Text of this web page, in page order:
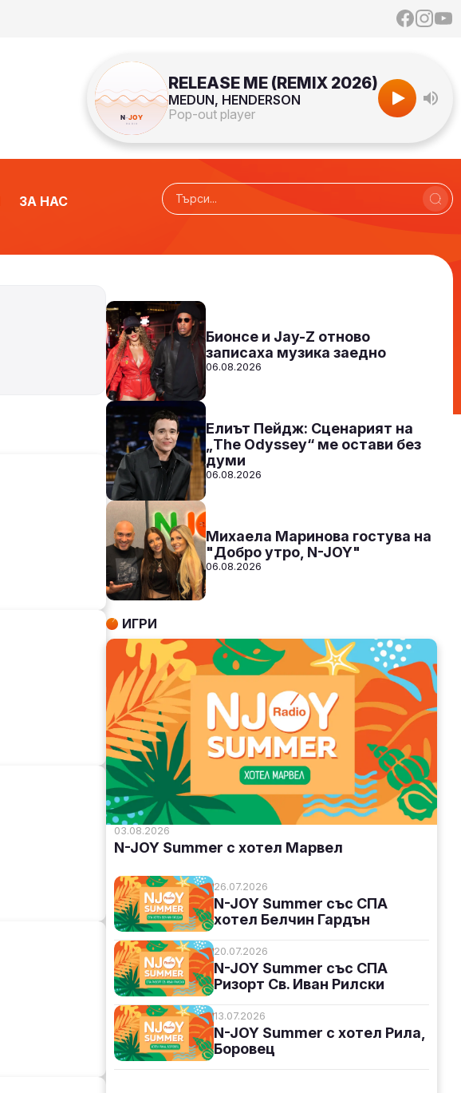
RELEASE ME (REMIX 2026)
MEDUN, HENDERSON
Pop-out player
ЗА НАС
СЛУШАЙ
Бионсе и Jay-Z отново
записаха музика заедно
06.08.2026
Елиът Пейдж: Сценарият на
„The Odyssey“ ме остави без
думи
06.08.2026
Михаела Маринова гостува на
"Добро утро, N-JOY"
06.08.2026
ИГРИ
03.08.2026
N-JOY Summer с хотел Марвел
26.07.2026
N-JOY Summer със СПА
хотел Белчин Гардън
20.07.2026
N-JOY Summer със СПА
Ризорт Св. Иван Рилски
13.07.2026
N-JOY Summer с хотел Рила,
Боровец